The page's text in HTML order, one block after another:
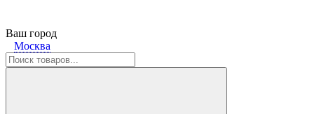
Ваш город
Москва